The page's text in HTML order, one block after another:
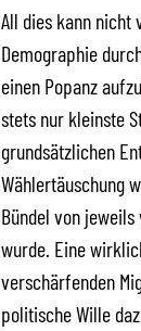
All dies kann nicht
Demographie
einen Popanz
stets nur kleinste
grundsätzlichen
Wählertäuschung
Bündel von
wurde. Eine
verschärfenden
politische Wille